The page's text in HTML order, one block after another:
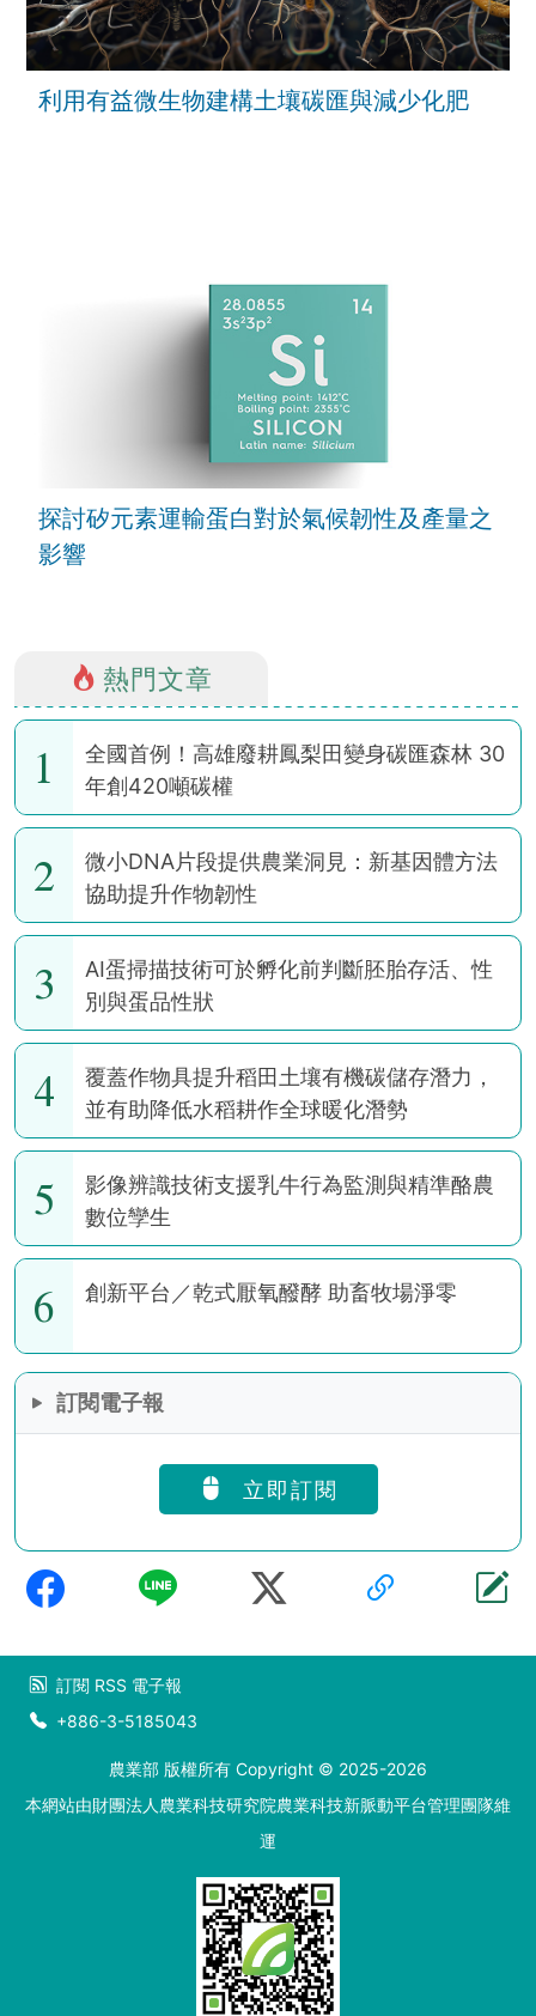
利用有益微生物建構土壤碳匯與減少化肥
探討矽元素運輸蛋白對於氣候韌性及產量之
影響
熱門文章
1
全國首例！高雄廢耕鳳梨田變身碳匯森林 30
年創420噸碳權
2
微小DNA片段提供農業洞見：新基因體方法
協助提升作物韌性
3
AI蛋掃描技術可於孵化前判斷胚胎存活、性
別與蛋品性狀
4
覆蓋作物具提升稻田土壤有機碳儲存潛力，
並有助降低水稻耕作全球暖化潛勢
5
影像辨識技術支援乳牛行為監測與精準酪農
數位孿生
6 創新平台／乾式厭氧醱酵 助畜牧場淨零
訂閱電子報
立即訂閱
訂閱 RSS 電子報
+886-3-5185043
農業部 版權所有 Copyright © 2025-2026
本網站由財團法人農業科技研究院農業科技新脈動平台管理團隊維
運